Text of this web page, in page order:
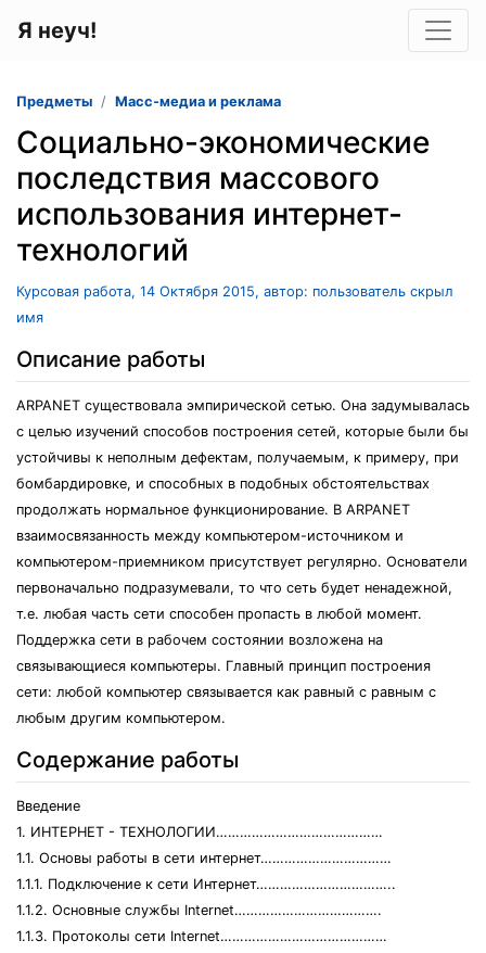
Я неуч!
Предметы Масс-медиа и реклама
Социально-экономические
последствия массового
использования интернет-
технологий
Курсовая работа, 14 Октября 2015, автор: пользователь скрыл
имя
Описание работы
ARPANET существовала эмпирической сетью. Она задумывалась
с целью изучений способов построения сетей, которые были бы
устойчивы к неполным дефектам, получаемым, к примеру, при
бомбардировке, и способных в подобных обстоятельствах
продолжать нормальное функционирование. В ARPANET
взаимосвязанность между компьютером-источником и
компьютером-приемником присутствует регулярно. Основатели
первоначально подразумевали, то что сеть будет ненадежной,
т.е. любая часть сети способен пропасть в любой момент.
Поддержка сети в рабочем состоянии возложена на
связывающиеся компьютеры. Главный принцип построения
сети: любой компьютер связывается как равный с равным с
любым другим компьютером.
Содержание работы
Введение
1. ИНТЕРНЕТ - ТЕХНОЛОГИИ……………………………………
1.1. Основы работы в сети интернет……………………………
1.1.1. Подключение к сети Интернет……………………………..
1.1.2. Основные службы Internet……………………………….
1.1.3. Протоколы сети Internet……………………………………